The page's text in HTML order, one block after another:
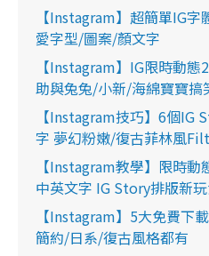
【Instagram】超簡單IG
愛字型/圖案/顏文字
【Instagram】IG限時動
助與兔兔/小新/海綿寶寶搞
【Instagram技巧】6個IG
字 夢幻粉嫩/復古菲林風
【Instagram教學】限時
中英文字 IG Story排版新
【Instagram】5大免費下
簡約/日系/復古風格都有